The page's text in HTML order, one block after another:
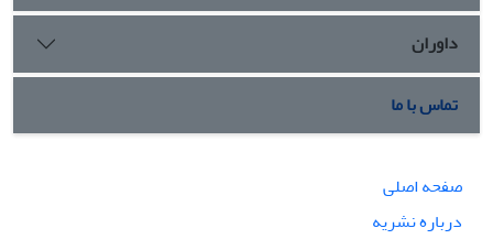
داوران
تماس با ما
صفحه اصلی
درباره نشریه